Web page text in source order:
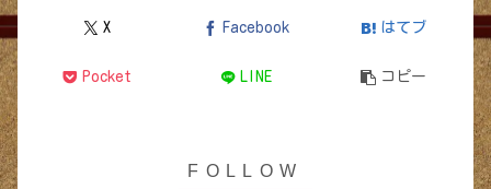
X Facebook はてブ
Pocket LINE コピー